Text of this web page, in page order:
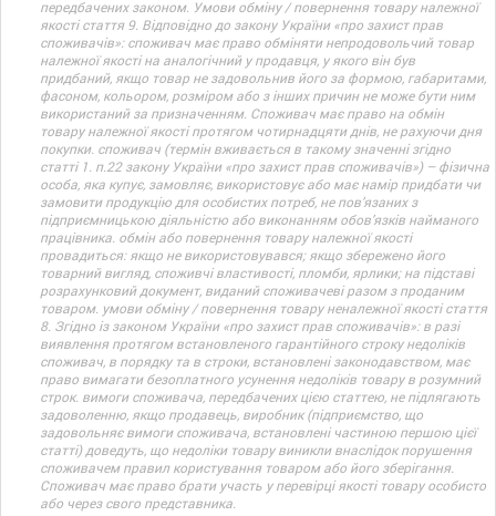
передбачених законом. Умови обміну / повернення товару належної
якості стаття 9. Відповідно до закону України «про захист прав
споживачів»: споживач має право обміняти непродовольчий товар
належної якості на аналогічний у продавця, у якого він був
придбаний, якщо товар не задовольнив його за формою, габаритами,
фасоном, кольором, розміром або з інших причин не може бути ним
використаний за призначенням. Споживач має право на обмін
товару належної якості протягом чотирнадцяти днів, не рахуючи дня
покупки. споживач (термін вживається в такому значенні згідно
статті 1. п.22 закону України «про захист прав споживачів») – фізична
особа, яка купує, замовляє, використовує або має намір придбати чи
замовити продукцію для особистих потреб, не пов’язаних з
підприємницькою діяльністю або виконанням обов’язків найманого
працівника. обмін або повернення товару належної якості
провадиться: якщо не використовувався; якщо збережено його
товарний вигляд, споживчі властивості, пломби, ярлики; на підставі
розрахунковий документ, виданий споживачеві разом з проданим
товаром. умови обміну / повернення товару неналежної якості стаття
8. Згідно із законом України «про захист прав споживачів»: в разі
виявлення протягом встановленого гарантійного строку недоліків
споживач, в порядку та в строки, встановлені законодавством, має
право вимагати безоплатного усунення недоліків товару в розумний
строк. вимоги споживача, передбачених цією статтею, не підлягають
задоволенню, якщо продавець, виробник (підприємство, що
задовольняє вимоги споживача, встановлені частиною першою цієї
статті) доведуть, що недоліки товару виникли внаслідок порушення
споживачем правил користування товаром або його зберігання.
Споживач має право брати участь у перевірці якості товару особисто
або через свого представника.